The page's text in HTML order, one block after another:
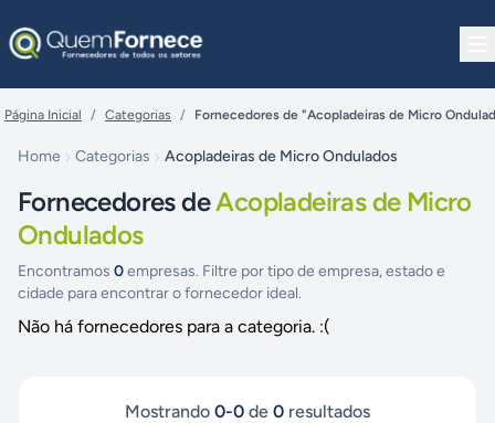
Página Inicial / Categorias / Fornecedores de "Acopladeiras de Micro
Home Categorias Acopladeiras de Micro Ondulados
Fornecedores deAcopladeiras de Micro
Ondulados
Encontramos 0empresas. Filtre por tipo de empresa, estado e
cidade para encontrar o fornecedor ideal.
Não há fornecedores para a categoria. :(
Mostrando 0-0 de 0 resultados